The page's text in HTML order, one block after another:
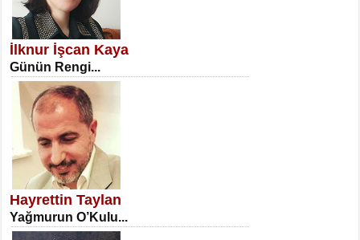
SATILMIŞ ÜMİT ÇETİNKAYA
Erkenlik...
NECLA DİLEK ARSLAN
Öğretmenler Günü Mahkemesi...
İlknur İşcan Kaya
Günün Rengi...
Hayrettin Taylan
Yağmurun O’Kulu...